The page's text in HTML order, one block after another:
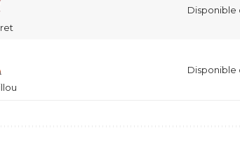
Disponible
Disponible